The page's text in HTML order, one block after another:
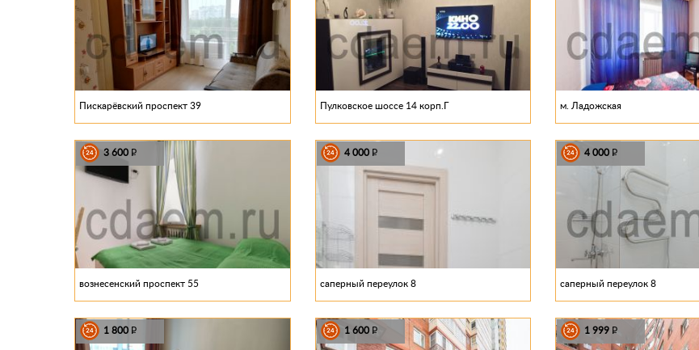
Пискарёвский проспект 39 Пулковское шоссе 14 корп.Г м. Ладожская
вознесенский проспект 55
3 600 P
саперный переулок 8
4 000 P
саперный переулок 8
4 000 P
1 800 P 1 600 P 1 999 P